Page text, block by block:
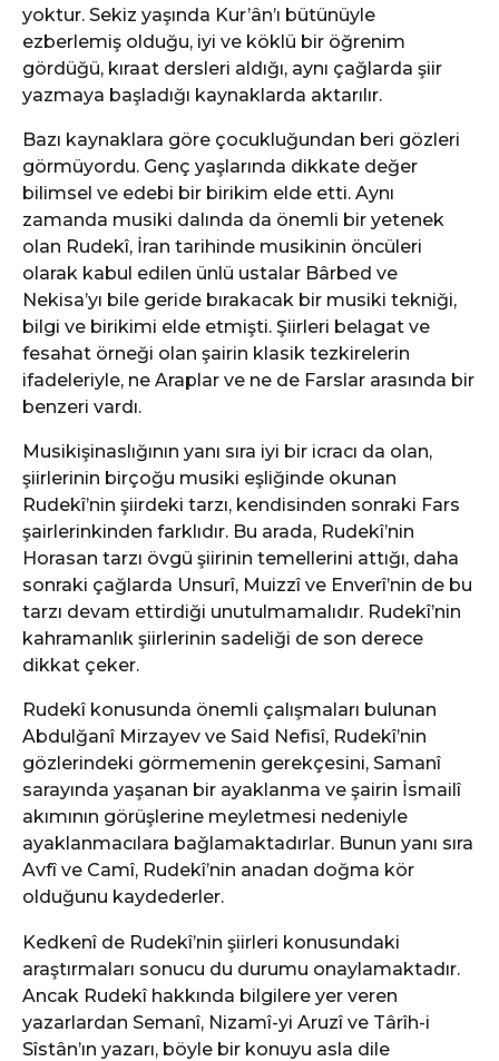
yoktur. Sekiz yaşında Kur’ân’ı bütünüyle
ezberlemiş olduğu, iyi ve köklü bir öğrenim
gördüğü, kıraat dersleri aldığı, aynı çağlarda şiir
yazmaya başladığı kaynaklarda aktarılır.
Bazı kaynaklara göre çocukluğundan beri gözleri
görmüyordu. Genç yaşlarında dikkate değer
bilimsel ve edebi bir birikim elde etti. Aynı
zamanda musiki dalında da önemli bir yetenek
olan Rudekî, İran tarihinde musikinin öncüleri
olarak kabul edilen ünlü ustalar Bârbed ve
Nekisa’yı bile geride bırakacak bir musiki tekniği,
bilgi ve birikimi elde etmişti. Şiirleri belagat ve
fesahat örneği olan şairin klasik tezkirelerin
ifadeleriyle, ne Araplar ve ne de Farslar arasında bir
benzeri vardı.
Musikişinaslığının yanı sıra iyi bir icracı da olan,
şiirlerinin birçoğu musiki eşliğinde okunan
Rudekî’nin şiirdeki tarzı, kendisinden sonraki Fars
şairlerinkinden farklıdır. Bu arada, Rudekî’nin
Horasan tarzı övgü şiirinin temellerini attığı, daha
sonraki çağlarda Unsurî, Muizzî ve Enverî’nin de bu
tarzı devam ettirdiği unutulmamalıdır. Rudekî’nin
kahramanlık şiirlerinin sadeliği de son derece
dikkat çeker.
Rudekî konusunda önemli çalışmaları bulunan
Abdulğanî Mirzayev ve Said Nefisî, Rudekî’nin
gözlerindeki görmemenin gerekçesini, Samanî
sarayında yaşanan bir ayaklanma ve şairin İsmailî
akımının görüşlerine meyletmesi nedeniyle
ayaklanmacılara bağlamaktadırlar. Bunun yanı sıra
Avfî ve Camî, Rudekî’nin anadan doğma kör
olduğunu kaydederler.
Kedkenî de Rudekî’nin şiirleri konusundaki
araştırmaları sonucu du durumu onaylamaktadır.
Ancak Rudekî hakkında bilgilere yer veren
yazarlardan Semanî, Nizamî-yi Aruzî ve Târîh-i
Sîstân’ın yazarı, böyle bir konuyu asla dile